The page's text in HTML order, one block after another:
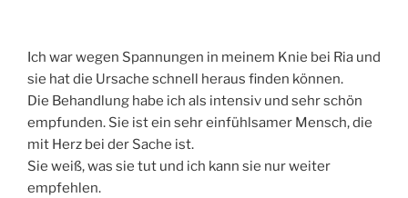
Ich war wegen Spannungen in meinem Knie bei Ria und
sie hat die Ursache schnell heraus finden können.
Die Behandlung habe ich als intensiv und sehr schön
empfunden. Sie ist ein sehr einfühlsamer Mensch, die
mit Herz bei der Sache ist.
Sie weiß, was sie tut und ich kann sie nur weiter
empfehlen.